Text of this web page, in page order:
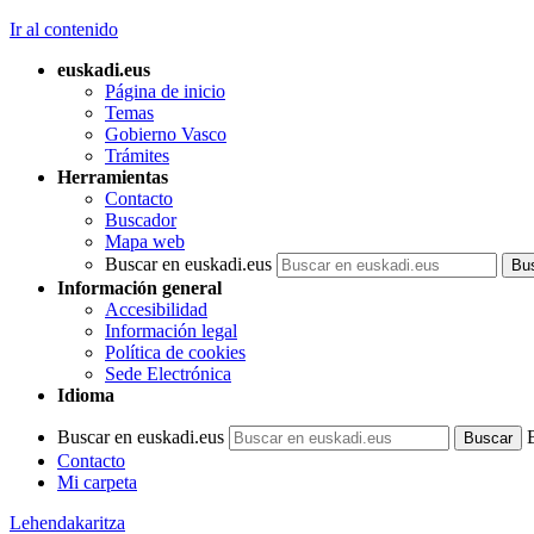
Ir al contenido
euskadi.eus
Página de inicio
Temas
Gobierno Vasco
Trámites
Herramientas
Contacto
Buscador
Mapa web
Buscar en euskadi.eus
Información general
Accesibilidad
Información legal
Política de cookies
Sede Electrónica
Idioma
Buscar en euskadi.eus
Contacto
Mi carpeta
Lehendakaritza